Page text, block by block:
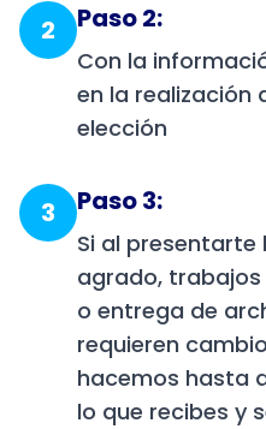
2 Paso 2:
Con la
en la realización
elección
3 Paso 3:
Si al
agrado,
o entrega de
requieren
hacemos hasta
lo que recibes y